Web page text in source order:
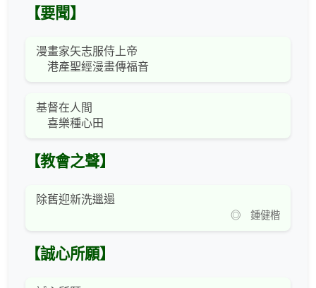
【要聞】
漫畫家矢志服侍上帝
港產聖經漫畫傳福音
基督在人間
喜樂種心田
【教會之聲】
除舊迎新洗邋遢
◎ 鍾健楷
【誠心所願】